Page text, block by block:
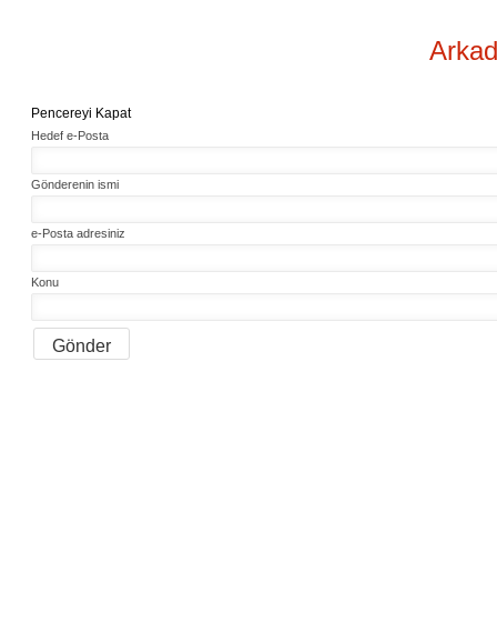
Pencereyi Kapat
Hedef e-Posta
Gönderenin ismi
e-Posta adresiniz
Konu
Gönder